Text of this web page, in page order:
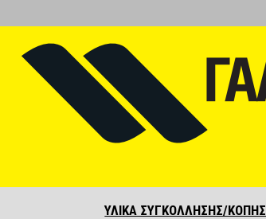
ΥΛΙΚΑ ΣΥΓΚΟΛΛΗΣΗΣ/ΚΟΠΗΣ